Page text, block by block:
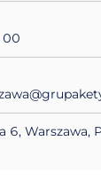
00
6, Warszawa,